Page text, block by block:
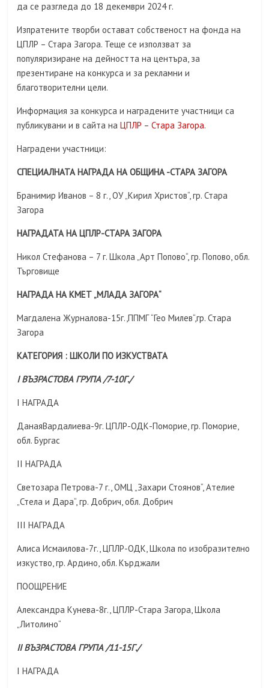
да се разгледа до 18 декември 2024 г.
Изпратените творби остават собственост на фонда на
ЦПЛР – Стара Загора. Теще се използват за
популяризиране на дейността на центъра, за
презентиране на конкурса и за рекламни и
благотворителни цели.
Информация за конкурса и наградените участници са
публикувани и в сайта наЦПЛР – Стара Загора.
Наградени участници:
СПЕЦИАЛНАТА НАГРАДА НА ОБЩИНА -СТАРА ЗАГОРА
Бранимир Иванов – 8 г., ОУ „Кирил Христов“, гр. Стара
Загора
НАГРАДАТА НА ЦПЛР-СТАРА ЗАГОРА
Никол Стефанова – 7 г. Школа „Арт Попово“, гр. Попово, обл.
Търговище
НАГРАДА НА КМЕТ „МЛАДА ЗАГОРА“
Магдалена Журналова-15г.,ППМГ “Гео Милев“,гр. Стара
Загора
КАТЕГОРИЯ : ШКОЛИ ПО ИЗКУСТВАТА
I ВЪЗРАСТОВА ГРУПА /7-10Г./
I НАГРАДА
ДанаяВардалиева-9г. ЦПЛР-ОДК-Поморие, гр. Поморие,
обл. Бургас
II НАГРАДА
Светозара Петрова-7 г., ОМЦ „Захари Стоянов“, Ателие
„Стела и Дара“, гр. Добрич, обл. Добрич
III НАГРАДА
Алиса Исмаилова-7г., ЦПЛР-ОДК, Школа по изобразително
изкуство, гр. Ардино, обл. Кърджали
ПООЩРЕНИЕ
Александра Кунева-8г., ЦПЛР-Стара Загора, Школа
„Литолино“
II ВЪЗРАСТОВА ГРУПА /11-15Г./
I НАГРАДА